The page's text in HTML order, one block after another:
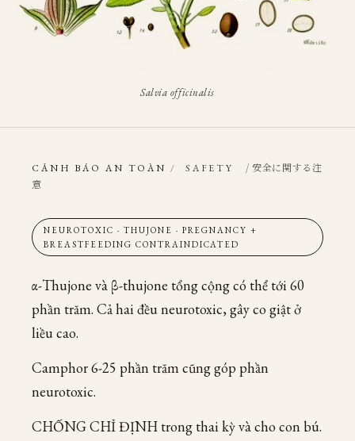
Salvia officinalis
CẢNH BÁO AN TOÀN / SAFETY
/ 安全に関する注
意
NEUROTOXIC · THUJONE · PREGNANCY +
BREASTFEEDING CONTRAINDICATED
α-Thujone và β-thujone tổng cộng có thể tới 60
phần trăm. Cả hai đều neurotoxic, gây co giật ở
liều cao.
Camphor 6-25 phần trăm cũng góp phần
neurotoxic.
CHỐNG CHỈ ĐỊNH trong thai kỳ và cho con bú.